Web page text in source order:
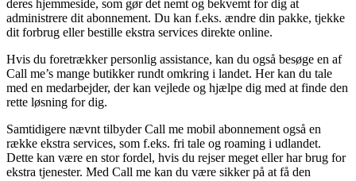
deres hjemmeside, som gør det nemt og bekvemt for dig at
administrere dit abonnement. Du kan f.eks. ændre din pakke, tjekke
dit forbrug eller bestille ekstra services direkte online.
Hvis du foretrækker personlig assistance, kan du også besøge en af
Call me’s mange butikker rundt omkring i landet. Her kan du tale
med en medarbejder, der kan vejlede og hjælpe dig med at finde den
rette løsning for dig.
Samtidigere nævnt tilbyder Call me mobil abonnement også en
række ekstra services, som f.eks. fri tale og roaming i udlandet.
Dette kan være en stor fordel, hvis du rejser meget eller har brug for
ekstra tjenester. Med Call me kan du være sikker på at få den